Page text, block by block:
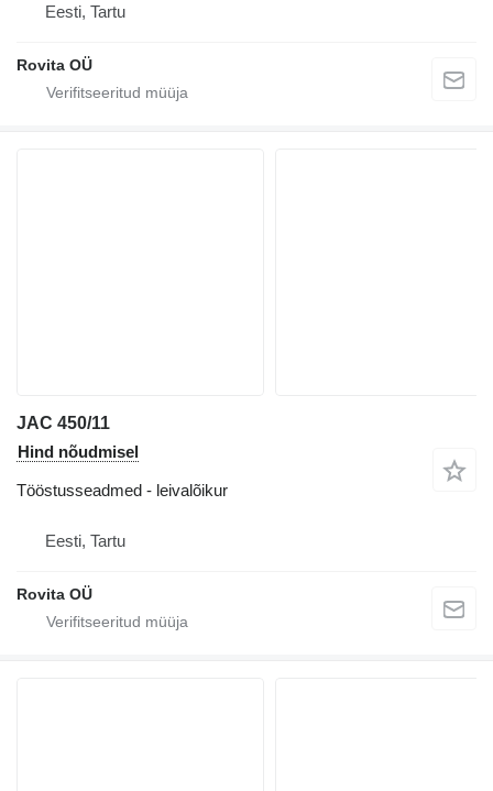
Eesti, Tartu
Rovita OÜ
JAC 450/11
Hind nõudmisel
Tööstusseadmed - leivalõikur
Eesti, Tartu
Rovita OÜ